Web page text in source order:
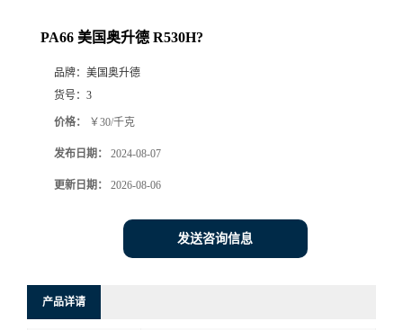
PA66 美国奥升德 R530H?
品牌： 美国奥升德
货号： 3
价格： ￥30/千克
发布日期： 2024-08-07
更新日期： 2026-08-06
发送咨询信息
产品详请